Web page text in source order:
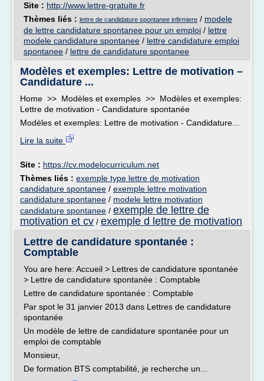
Site : http://www.lettre-gratuite.fr
Thèmes liés : lettre de candidature spontanee infirmiere / modele
de lettre candidature spontanee pour un emploi / lettre
modele candidature spontanee / lettre candidature emploi
spontanee / lettre de candidature spontanee
Modèles et exemples: Lettre de motivation –
Candidature ...
Home >> Modèles et exemples >> Modèles et exemples:
Lettre de motivation - Candidature spontanée
Modèles et exemples: Lettre de motivation - Candidature...
Lire la suite
Site : https://cv.modelocurriculum.net
Thèmes liés : exemple type lettre de motivation
candidature spontanee / exemple lettre motivation
candidature spontanee / modele lettre motivation
candidature spontanee / exemple de lettre de
motivation et cv / exemple d lettre de motivation
Lettre de candidature spontanée :
Comptable
You are here: Accueil > Lettres de candidature spontanée
> Lettre de candidature spontanée : Comptable
Lettre de candidature spontanée : Comptable
Par spot le 31 janvier 2013 dans Lettres de candidature
spontanée
Un modèle de lettre de candidature spontanée pour un
emploi de comptable
Monsieur,
De formation BTS comptabilité, je recherche un...